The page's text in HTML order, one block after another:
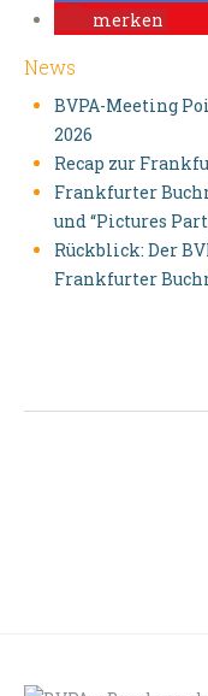
merken
News
BVPA-Meeting
2026
Recap zur
Frankfurter
und “Pictures
Rückblick: Der
Frankfurter